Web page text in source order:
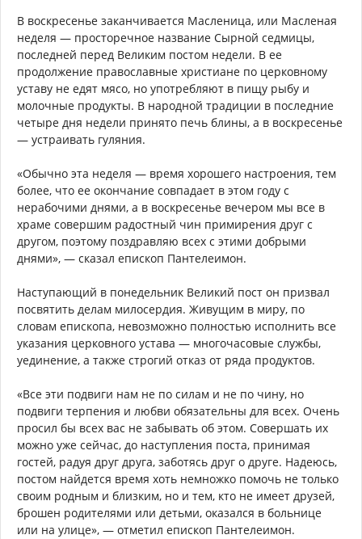
В воскресенье заканчивается Масленица, или Масленая
неделя — просторечное название Сырной седмицы,
последней перед Великим постом недели. В ее
продолжение православные христиане по церковному
уставу не едят мясо, но употребляют в пищу рыбу и
молочные продукты. В народной традиции в последние
четыре дня недели принято печь блины, а в воскресенье
— устраивать гуляния.
«Обычно эта неделя — время хорошего настроения, тем
более, что ее окончание совпадает в этом году с
нерабочими днями, а в воскресенье вечером мы все в
храме совершим радостный чин примирения друг с
другом, поэтому поздравляю всех с этими добрыми
днями», — сказал епископ Пантелеимон.
Наступающий в понедельник Великий пост он призвал
посвятить делам милосердия. Живущим в миру, по
словам епископа, невозможно полностью исполнить все
указания церковного устава — многочасовые службы,
уединение, а также строгий отказ от ряда продуктов.
«Все эти подвиги нам не по силам и не по чину, но
подвиги терпения и любви обязательны для всех. Очень
просил бы всех вас не забывать об этом. Совершать их
можно уже сейчас, до наступления поста, принимая
гостей, радуя друг друга, заботясь друг о друге. Надеюсь,
постом найдется время хоть немножко помочь не только
своим родным и близким, но и тем, кто не имеет друзей,
брошен родителями или детьми, оказался в больнице
или на улице», — отметил епископ Пантелеимон.